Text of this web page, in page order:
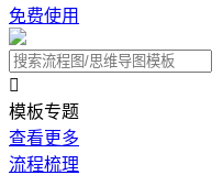
免费使用

模板专题
查看更多
流程梳理